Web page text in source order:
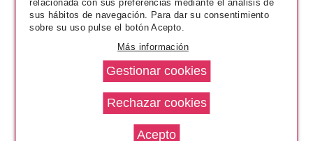
RALPH LAUREN POLO 67 EDT
relacionada con sus preferencias mediante el análisis de
sus hábitos de navegación. Para dar su consentimiento
sobre su uso pulse el botón Acepto.
Más información